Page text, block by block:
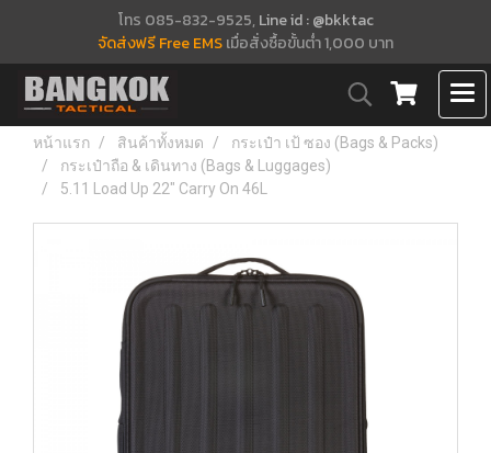
โทร 085-832-9525, Line id : @bkktac
จัดส่งฟรี Free EMSเมื่อสั่งซื้อขั้นต่ำ 1,000 บาท
หน้าแรก สินค้าทั้งหมด
กระเป๋า เป้ ซอง (Bags & Packs)
กระเป๋าถือ & เดินทาง (Bags & Luggages)
5.11 Load Up 22" Carry On 46L